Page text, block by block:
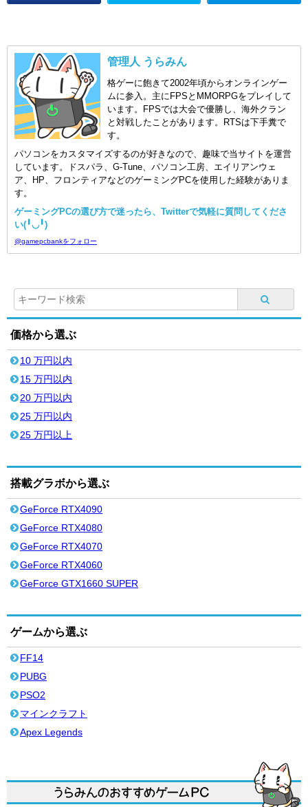
管理人 うらみん
格ゲーに飽きて2002年頃からオンラインゲー
ムに参入。主にFPSとMMORPGをプレイして
います。FPSでは大会で優勝し、海外クラン
と対戦したことがあります。RTSは下手糞で
す。
パソコンをカスタマイズするのが好きなので、趣味で当サイトを運営
しています。ドスパラ、G-Tune、パソコン工房、エイリアンウェ
ア、HP、フロンティアなどのゲーミングPCを使用した経験がありま
す。
ゲーミングPCの選び方で迷ったら、Twitterで気軽に質問してくださ
い(╹◡╹)
@gamepcbankをフォロー
価格から選ぶ
10 万円以内
15 万円以内
20 万円以内
25 万円以内
25 万円以上
搭載グラボから選ぶ
GeForce RTX4090
GeForce RTX4080
GeForce RTX4070
GeForce RTX4060
GeForce GTX1660 SUPER
ゲームから選ぶ
FF14
PUBG
PSO2
マインクラフト
Apex Legends